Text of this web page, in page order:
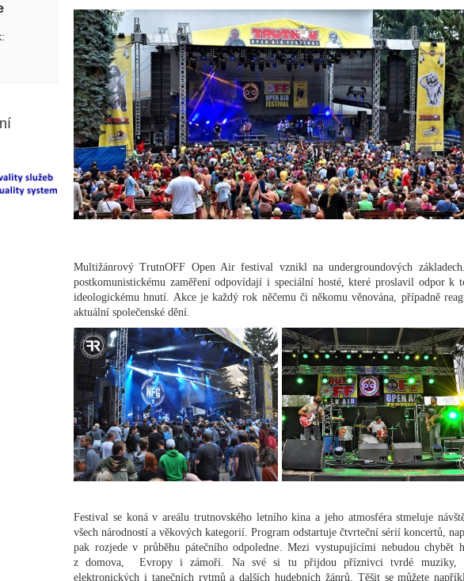
Multižánrový TrutnOFF Open Air festival vznikl na undergroundových
postkomunistickému zaměření odpovídají i speciální hosté, které proslavil odpor k
ideologickému hnutí. Akce je každý rok něčemu či někomu věnována, případně
aktuální společenské dění.
Festival se koná v areálu trutnovského letního kina a jeho atmosféra stmeluje
všech národností a věkových kategorií. Program odstartuje čtvrteční sérií koncertů,
pak rozjede v průběhu pátečního odpoledne. Mezi vystupujícími nebudou chybět
z domova, Evropy i zámoří. Na své si tu přijdou příznivci tvrdé muziky,
elektronických i tanečních rytmů a dalších hudebních žánrů. Těšit se můžete